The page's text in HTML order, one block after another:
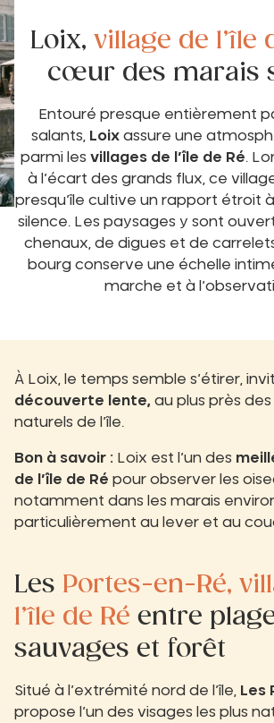
Loix, village de l’île
cœur des marais
Entouré presque entièrement
salants,
Loixassure une
parmi les villages de l’île de Ré.
à l’écart des grands flux, ce
presqu’île cultive un rapport étroit
silence. Les paysages y sont
chenaux, de digues et de
bourg conserve une échelle
marche et à
À Loix, le temps semble s’étirer,
découverte lente, au plus près
naturels de l’île.
Bon à savoir : Loix est l’un des
de l’île de Ré pour observer les
notamment dans les marais
particulièrement au lever et au
Les Portes-en-Ré,
l’île de Ré entre
sauvages et forêt
Situé à l’extrémité nord de l’île,
Les
propose l’un des visages les plus